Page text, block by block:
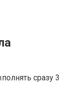
сразу 3